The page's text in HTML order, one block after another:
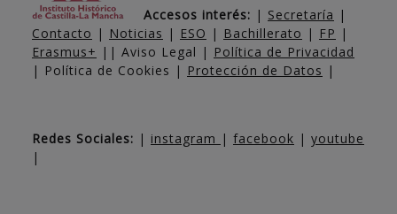
Accesos interés: | Secretaría |
Contacto | Noticias | ESO | Bachillerato | FP |
Erasmus+ || Aviso Legal | Política de Privacidad
| Política de Cookies | Protección de Datos |
Redes Sociales: | instagram | facebook | youtube
|